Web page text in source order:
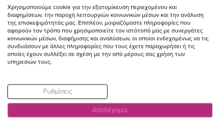
Συμφωνώ με τουςΌρους Χρήσης
VisitVisitVisitVisit
Χρησιμοποιούμε cookie για την εξατομίκευση περιεχομένου και
διαφημίσεων, την παροχή λειτουργιών κοινωνικών μέσων και την ανάλυση
της επισκεψιμότητάς μας. Επιπλέον, μοιραζόμαστε πληροφορίες που
αφορούν τον τρόπο που χρησιμοποιείτε τον ιστότοπό μας με συνεργάτες
κοινωνικών μέσων, διαφήμισης και αναλύσεων, οι οποίοι ενδεχομένως να τις
συνδυάσουν με άλλες πληροφορίες που τους έχετε παραχωρήσει ή τις
οποίες έχουν συλλέξει σε σχέση με την από μέρους σας χρήση των
υπηρεσιών τους.
Ρυθμίσεις
Αποδέχομαι